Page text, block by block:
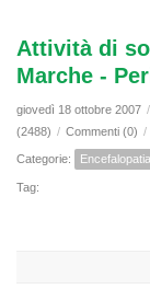
Attività di
Marche -
giovedì 18 ottobre 2007 /
(2488) / Commenti (0) /
Categorie:
Tag: